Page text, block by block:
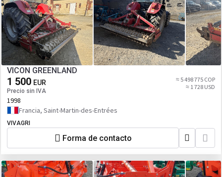
VICON GREENLAND
1 500 EUR
Precio sin IVA
≈ 5 498 775 COP
≈ 1 728 USD
1998
Francia, Saint-Martin-des-Entrées
VIVAGRI
Forma de contacto